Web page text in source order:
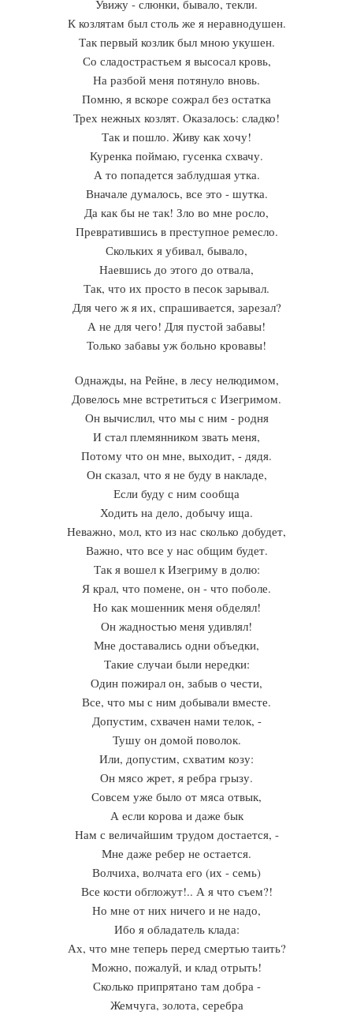
Увижу - слюнки, бывало, текли.
К козлятам был столь же я неравнодушен.
Так первый козлик был мною укушен.
Со сладострастьем я высосал кровь,
На разбой меня потянуло вновь.
Помню, я вскоре сожрал без остатка
Трех нежных козлят. Оказалось: сладко!
Так и пошло. Живу как хочу!
Куренка поймаю, гусенка схвачу.
А то попадется заблудшая утка.
Вначале думалось, все это - шутка.
Да как бы не так! Зло во мне росло,
Превратившись в преступное ремесло.
Скольких я убивал, бывало,
Наевшись до этого до отвала,
Так, что их просто в песок зарывал.
Для чего ж я их, спрашивается, зарезал?
А не для чего! Для пустой забавы!
Только забавы уж больно кровавы!
Однажды, на Рейне, в лесу нелюдимом,
Довелось мне встретиться с Изегримом.
Он вычислил, что мы с ним - родня
И стал племянником звать меня,
Потому что он мне, выходит, - дядя.
Он сказал, что я не буду в накладе,
Если буду с ним сообща
Ходить на дело, добычу ища.
Неважно, мол, кто из нас сколько добудет,
Важно, что все у нас общим будет.
Так я вошел к Изегриму в долю:
Я крал, что помене, он - что поболе.
Но как мошенник меня обделял!
Он жадностью меня удивлял!
Мне доставались одни объедки,
Такие случаи были нередки:
Один пожирал он, забыв о чести,
Все, что мы с ним добывали вместе.
Допустим, схвачен нами телок, -
Тушу он домой поволок.
Или, допустим, схватим козу:
Он мясо жрет, я ребра грызу.
Совсем уже было от мяса отвык,
А если корова и даже бык
Нам с величайшим трудом достается, -
Мне даже ребер не остается.
Волчиха, волчата его (их - семь)
Все кости обгложут!.. А я что съем?!
Но мне от них ничего и не надо,
Ибо я обладатель клада:
Ах, что мне теперь перед смертью таить?
Можно, пожалуй, и клад отрыть!
Сколько припрятано там добра -
Жемчуга, золота, серебра